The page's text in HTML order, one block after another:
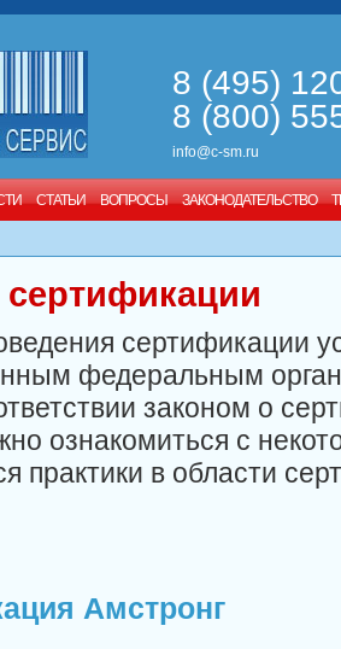
8 (495)
8 (800)
info@c-sm.ru
СТАТЬИ ВОПРОСЫ ЗАКОНОДАТЕЛЬСТВО
сертификации
сертификации
федеральным
законом о
ознакомиться с
практики в области
Амстронг